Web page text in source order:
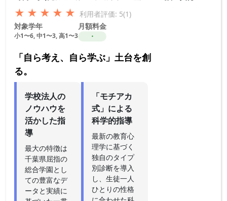
★ ★ ★ ★ ★ 利用者評価: 5(1)
対象学年
小1〜6, 中1〜3, 高1〜3
月額料金
・
「自ら考え、自ら学ぶ」土台を創
る。
学校法人の
ノウハウを
活かした指
導
最大の特徴は
千葉県屈指の
総合学園とし
ての豊富なデ
ータと実績に
「モチアカ
式」による
科学的指導
最新の教育心
理学に基づく
独自のタイプ
別診断を導入
し、生徒一人
ひとりの性格